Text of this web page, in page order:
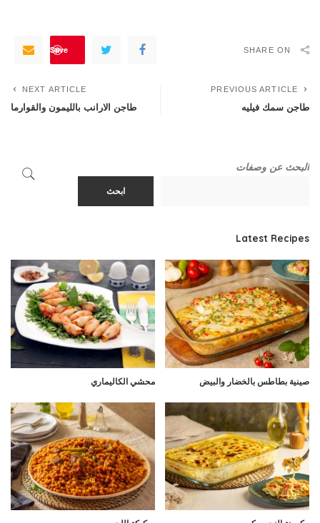
SHARE ON
Save
PREVIOUS ARTICLE
طاجن سمك فيليه
NEXT ARTICLE
طاجن الارانب بالليمون والقوارما
البحث عن وصفات
ابحث
Latest Recipes
صينية بطاطس بالخضار والبيض محشي الكاليماري